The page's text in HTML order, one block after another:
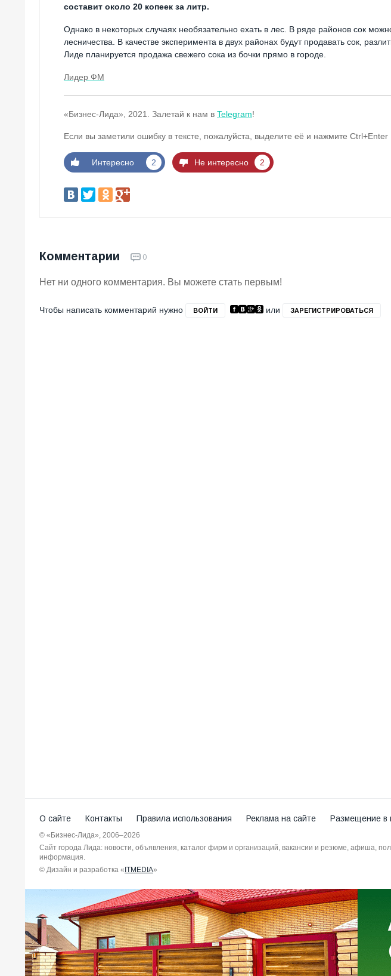
составит около 20 копеек за литр.
Однако в некоторых случаях необязательно ехать в лес. В ряде районов сок
лесничества. В качестве эксперимента в двух районах будут продавать сок,
Лиде планируется продажа свежего сока из бочки прямо в городе.
Лидер ФМ
«Бизнес-Лида», 2021. Залетай к нам в Telegram!
Если вы заметили ошибку в тексте, пожалуйста, выделите её и нажмите Ctrl+Enter
Интересно 2 Не интересно 2
Комментарии 0
Нет ни одного комментария. Вы можете стать первым!
Чтобы написать комментарий нужно ВОЙТИ или ЗАРЕГИСТРИРОВАТЬСЯ
О сайте Контакты Правила использования Реклама на сайте Размещение в
© «Бизнес-Лида», 2006–2026
Сайт города Лида: новости, объявления, каталог фирм и организаций, вакансии и резюме, афиша,
информация.
© Дизайн и разработка «ITMEDIA»